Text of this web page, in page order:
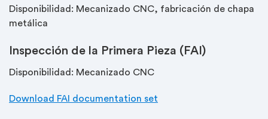
Disponibilidad: Mecanizado CNC, fabricación de chapa
metálica
Inspección de la Primera Pieza (FAI)
Disponibilidad: Mecanizado CNC
Download FAI documentation set